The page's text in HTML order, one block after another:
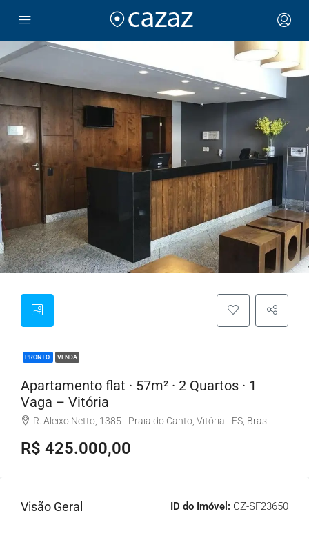
PRONTO VENDA
Apartamento flat · 57m² · 2 Quartos · 1
Vaga – Vitória
R. Aleixo Netto, 1385 - Praia do Canto, Vitória - ES, Brasil
R$ 425.000,00
Visão Geral ID do Imóvel: CZ-SF23650